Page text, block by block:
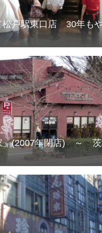
松戸駅東口店 30年も
」(2007年閉店) ～ 茨